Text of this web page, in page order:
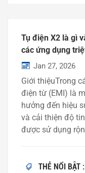
Tụ điện X2 là gì
các ứng dụng
Jan 27, 2026
Giới thiệuTrong
điện từ (EMI) là
hưởng đến hiệu
và cải thiện độ
được sử dụng
giải thích tụ điện
nó và tại sao tụ
THẺ NỔI BẬT :